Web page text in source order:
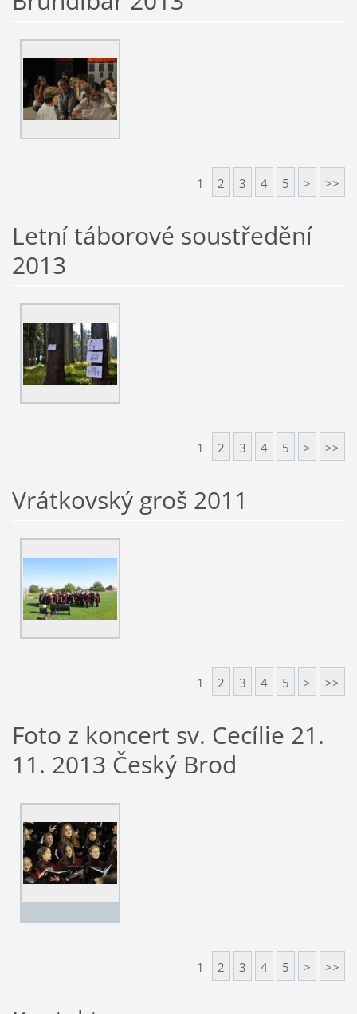
1 2 3 4 5 > >>
Letní táborové soustředění
2013
1 2 3 4 5 > >>
Vrátkovský groš 2011
1 2 3 4 5 > >>
Foto z koncert sv. Cecílie 21.
11. 2013 Český Brod
1 2 3 4 5 > >>